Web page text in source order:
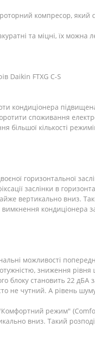
компресор, який
та міцні, їх можна
Daikin FTXG C-S
кондиціонера
споживання
більшої кількості
горизонтальної
заслінки в
вертикально вниз.
кондиціонера
можливості
зниження
блоку становить 22 дБА
не чутний. А рівень
режим"
вниз. Такий